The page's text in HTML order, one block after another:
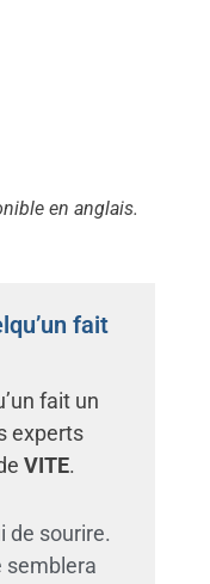
en anglais.
fait
fait un
experts
VITE.
de sourire.
semblera